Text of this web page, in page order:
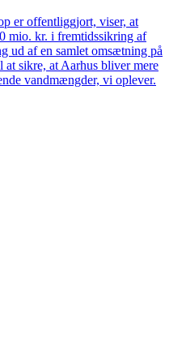
er offentliggjort, viser, at
mio. kr. i fremtidssikring af
ud af en samlet omsætning på
sikre, at Aarhus bliver mere
vandmængder, vi oplever.